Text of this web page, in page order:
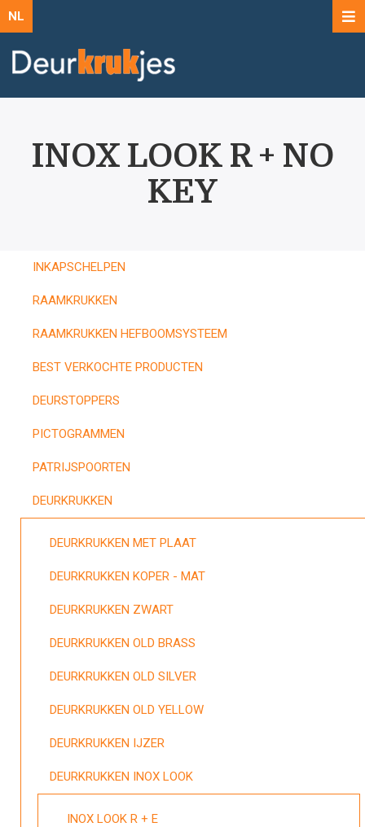
NL
INOX LOOK R + NO
KEY
INKAPSCHELPEN
RAAMKRUKKEN
RAAMKRUKKEN HEFBOOMSYSTEEM
BEST VERKOCHTE PRODUCTEN
DEURSTOPPERS
PICTOGRAMMEN
PATRIJSPOORTEN
DEURKRUKKEN
DEURKRUKKEN MET PLAAT
DEURKRUKKEN KOPER - MAT
DEURKRUKKEN ZWART
DEURKRUKKEN OLD BRASS
DEURKRUKKEN OLD SILVER
DEURKRUKKEN OLD YELLOW
DEURKRUKKEN IJZER
DEURKRUKKEN INOX LOOK
INOX LOOK R + E